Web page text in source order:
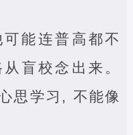
能连普高都不
盲校念出来。
思学习, 不能像